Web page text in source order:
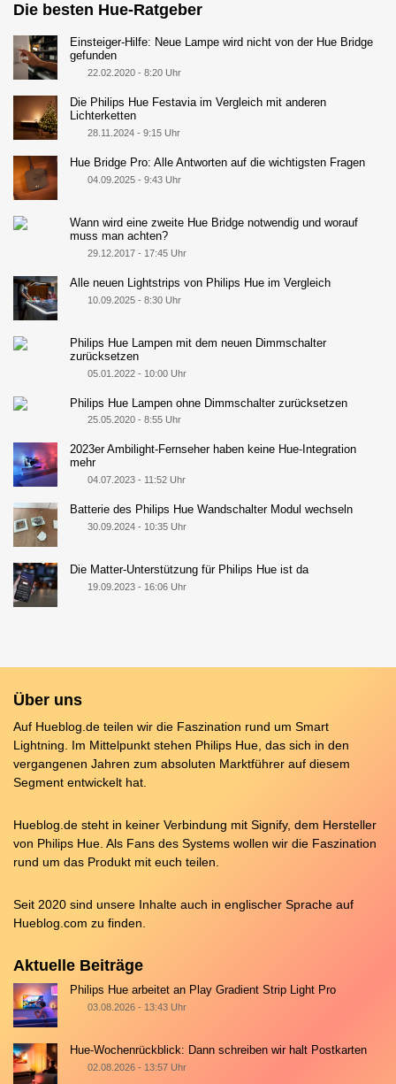
Die besten Hue-Ratgeber
Einsteiger-Hilfe: Neue Lampe wird nicht von der Hue Bridge
gefunden
22.02.2020 - 8:20 Uhr
Die Philips Hue Festavia im Vergleich mit anderen
Lichterketten
28.11.2024 - 9:15 Uhr
Hue Bridge Pro: Alle Antworten auf die wichtigsten Fragen
04.09.2025 - 9:43 Uhr
Wann wird eine zweite Hue Bridge notwendig und worauf
muss man achten?
29.12.2017 - 17:45 Uhr
Alle neuen Lightstrips von Philips Hue im Vergleich
10.09.2025 - 8:30 Uhr
Philips Hue Lampen mit dem neuen Dimmschalter
zurücksetzen
05.01.2022 - 10:00 Uhr
Philips Hue Lampen ohne Dimmschalter zurücksetzen
25.05.2020 - 8:55 Uhr
2023er Ambilight-Fernseher haben keine Hue-Integration
mehr
04.07.2023 - 11:52 Uhr
Batterie des Philips Hue Wandschalter Modul wechseln
30.09.2024 - 10:35 Uhr
Die Matter-Unterstützung für Philips Hue ist da
19.09.2023 - 16:06 Uhr
Über uns
Auf Hueblog.de teilen wir die Faszination rund um Smart
Lightning. Im Mittelpunkt stehen Philips Hue, das sich in den
vergangenen Jahren zum absoluten Marktführer auf diesem
Segment entwickelt hat.
Hueblog.de steht in keiner Verbindung mit Signify, dem Hersteller
von Philips Hue. Als Fans des Systems wollen wir die Faszination
rund um das Produkt mit euch teilen.
Seit 2020 sind unsere Inhalte auch in englischer Sprache auf
Hueblog.com zu finden.
Aktuelle Beiträge
Philips Hue arbeitet an Play Gradient Strip Light Pro
03.08.2026 - 13:43 Uhr
Hue-Wochenrückblick: Dann schreiben wir halt Postkarten
02.08.2026 - 13:57 Uhr